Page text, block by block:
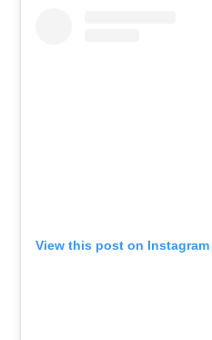
View this post on Instagram